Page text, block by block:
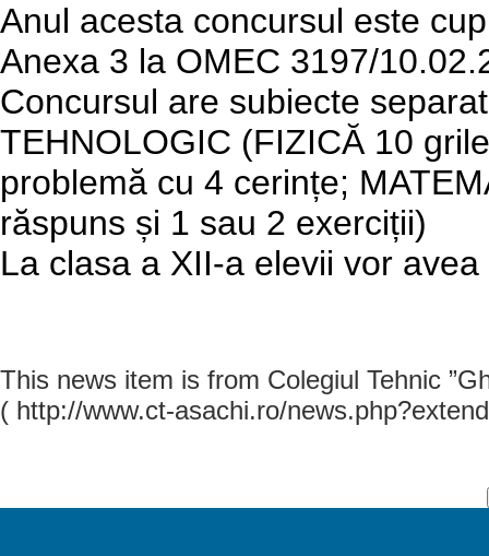
Anul acesta concursul este
Anexa 3 la OMEC 3197/
Concursul are subiecte
TEHNOLOGIC (FIZICĂ 10
problemă cu 4 cerințe;
răspuns și 1 sau 2 exerciții)
La clasa a XII-a elevii vor
This news item is from Colegiul Tehnic
( http://www.ct-asachi.ro/